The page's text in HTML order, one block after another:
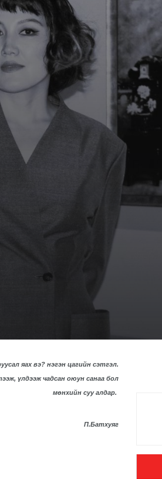
яах вэ? нэгэн цагийн сэтгэл.
үлдээж чадсан оюун санаа бол
мөнхийн суу алдар.
П.Батхуяг